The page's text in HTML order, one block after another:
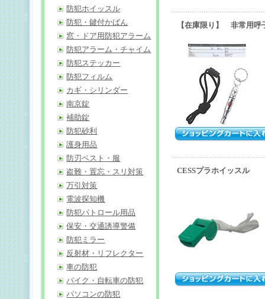
【在庫限り】 非常用
CESSプラホイッスル
防犯ホイッスル
防犯・鍵付かばん
窓・ドア用防犯アラーム
防犯アラーム・チャイム
防犯ステッカー
防犯フィルム
カギ・シリンダー
南京錠
補助錠
防犯砂利
護身用品
防刃ベスト・服
盗難・置忘・スリ対策
万引対策
電波探知機
防犯パトロール用品
保安・交通誘導警備
防犯ミラー
反射材・リフレクター
車の防犯
バイク・自転車の防犯
パソコンの防犯